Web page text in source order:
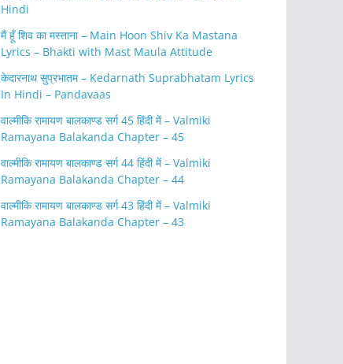
Hindi
मैं हूँ शिव का मस्ताना – Main Hoon Shiv Ka Mastana
Lyrics – Bhakti with Mast Maula Attitude
केदारनाथ सुप्रभातम – Kedarnath Suprabhatam Lyrics
In Hindi – Pandavaas
वाल्मीकि रामायण बालकाण्ड सर्ग 45 हिंदी में – Valmiki
Ramayana Balakanda Chapter – 45
वाल्मीकि रामायण बालकाण्ड सर्ग 44 हिंदी में – Valmiki
Ramayana Balakanda Chapter – 44
वाल्मीकि रामायण बालकाण्ड सर्ग 43 हिंदी में – Valmiki
Ramayana Balakanda Chapter – 43